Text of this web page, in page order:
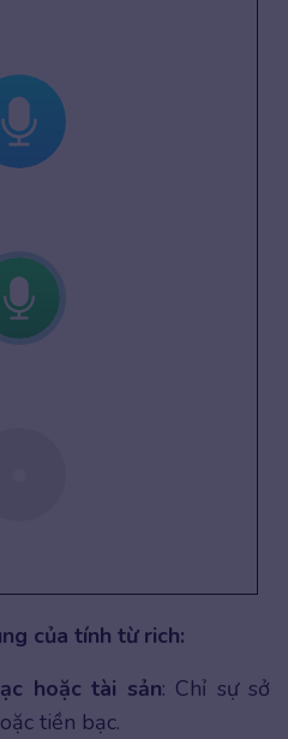
của tính từ rich:
hoặc tài sản: Chỉ sự sở
tiền bạc.